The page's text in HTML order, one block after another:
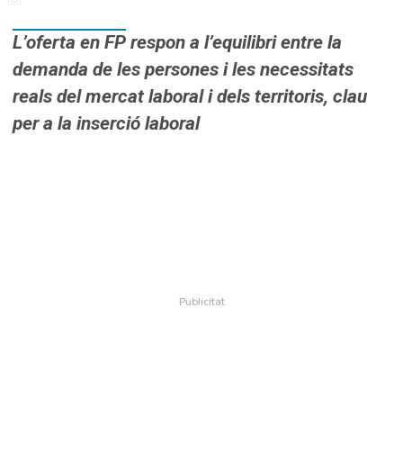
L’oferta en FP respon a l’equilibri entre la
demanda de les persones i les necessitats
reals del mercat laboral i dels territoris, clau
per a la inserció laboral